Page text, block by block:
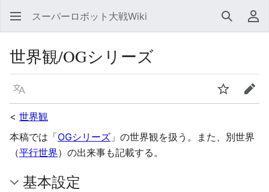
スーパーロボット大戦Wiki 検索 利
世界観/OGシリーズ
言語 ウォッチ編集
< 世界観
本稿では「OGシリーズ 」の世界観を扱う。また、別世界
（平行世界）の出来事も記載する。
基本設定